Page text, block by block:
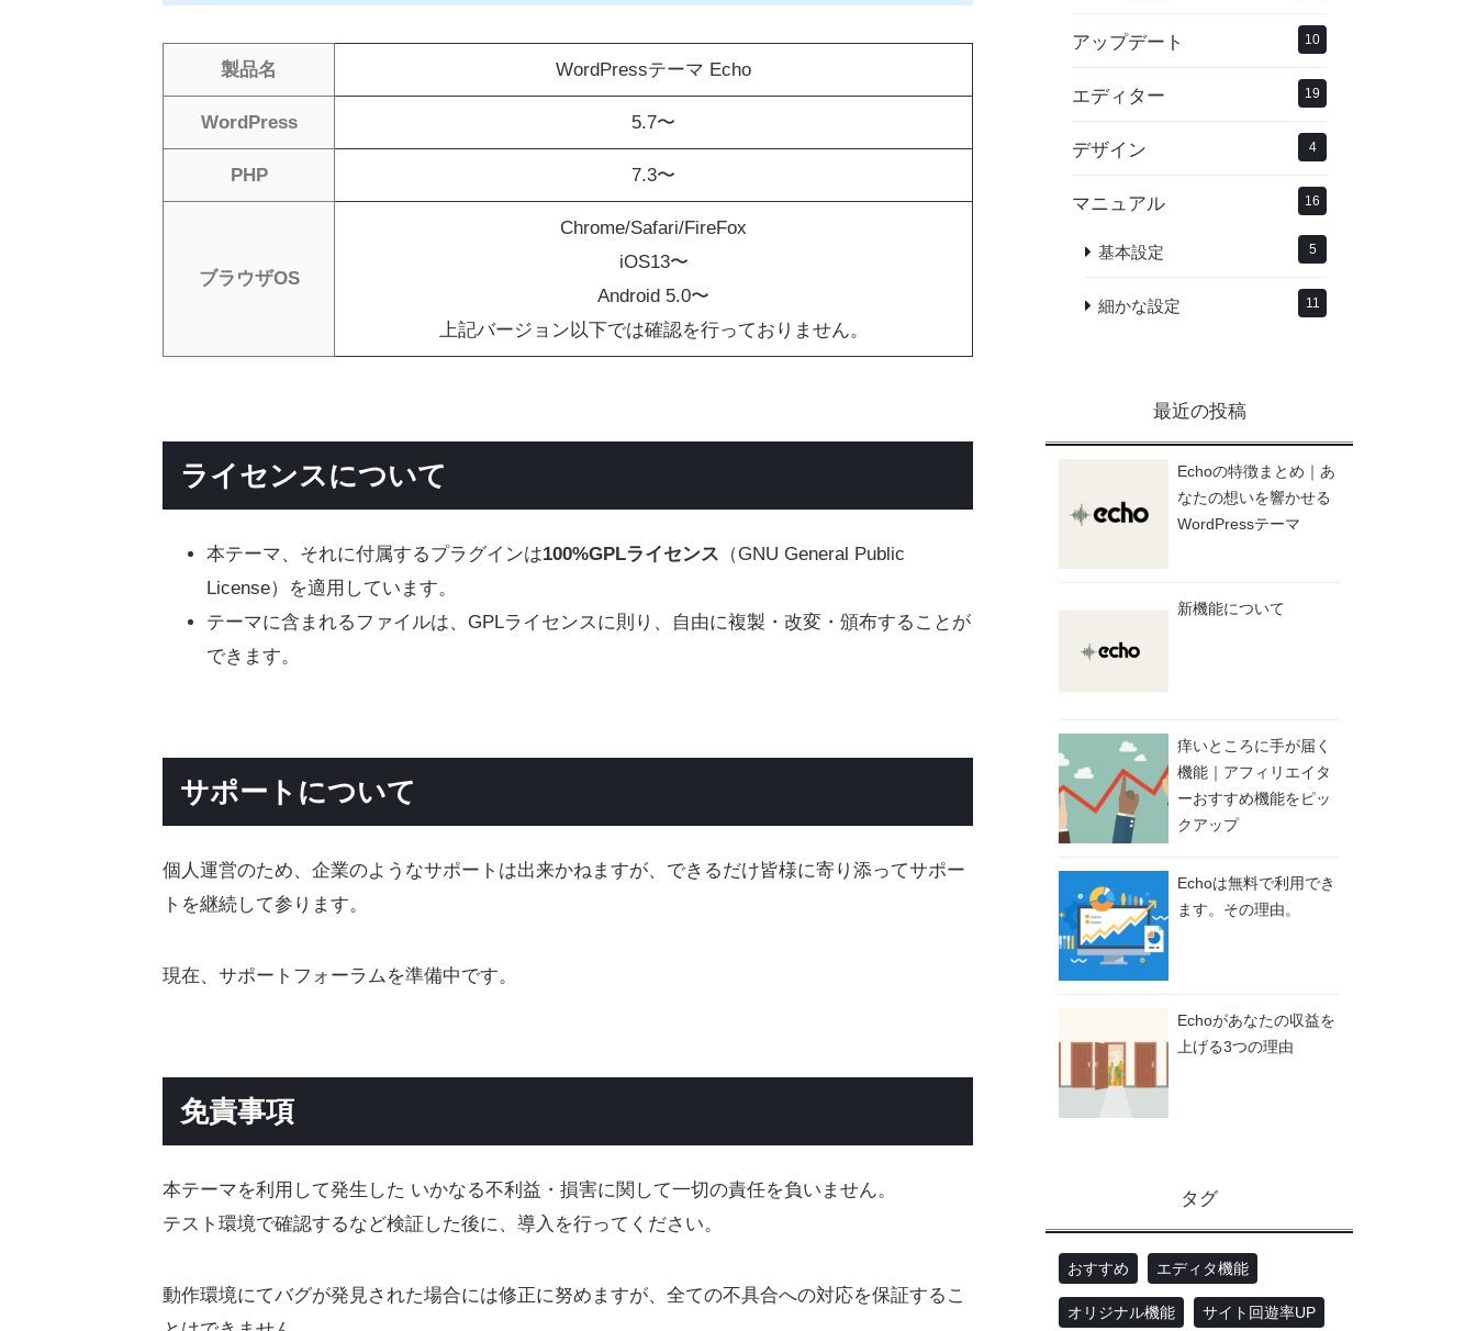
製品名 WordPressテーマ Echo
WordPress 5.7〜
PHP 7.3〜
ブラウザOS
Chrome/Safari/FireFox
iOS13〜
Android 5.0〜
上記バージョン以下では確認を行っておりません。
ライセンスについて
本テーマ、それに付属するプラグインは100%GPLライセンス （GNU General Public
License）を適用しています。
テーマに含まれるファイルは、GPLライセンスに則り、自由に複製・改変・頒布することが
できます。
サポートについて
個人運営のため、企業のようなサポートは出来かねますが、できるだけ皆様に寄り添ってサポー
トを継続して参ります。
現在、サポートフォーラムを準備中です。
免責事項
本テーマを利用して発生した いかなる不利益・損害に関して一切の責任を負いません。
テスト環境で確認するなど検証した後に、導入を行ってください。
動作環境にてバグが発見された場合には修正に努めますが、全ての不具合への対応を保証するこ
アップデート 10
エディター 19
デザイン 4
マニュアル 16
基本設定 5
細かな設定 11
最近の投稿
Echoの特徴まとめ｜あ
なたの想いを響かせる
WordPressテーマ
新機能について
痒いところに手が届く
機能｜アフィリエイタ
ーおすすめ機能をピッ
クアップ
Echoは無料で利用でき
ます。その理由。
Echoがあなたの収益を
上げる3つの理由
タグ
おすすめ エディタ機能
オリジナル機能 サイト回遊率UP